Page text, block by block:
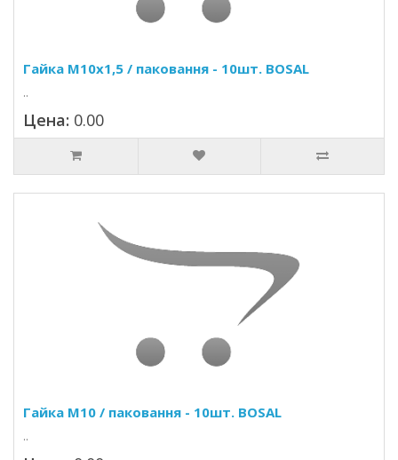
Гайка M10x1,5 / паковання - 10шт. BOSAL
..
Цена: 0.00
Гайка M10 / паковання - 10шт. BOSAL
..